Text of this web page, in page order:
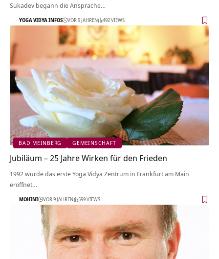
Sukadev begann die Ansprache…
YOGA VIDYA INFOS VOR 9 JAHREN 492 VIEWS
BAD MEINBERG GEMEINSCHAFT
Jubiläum – 25 Jahre Wirken für den Frieden
1992 wurde das erste Yoga Vidya Zentrum in Frankfurt am Main
eröffnet…
MOHINI VOR 9 JAHREN 599 VIEWS